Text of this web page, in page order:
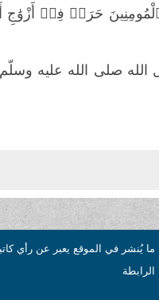
حَرَجٞ فِےٓ أَزْوَٰجِ
صلى الله عليه وسلّم.
ما يُنشر في الموقع يعبر عن رأي
الرابطة